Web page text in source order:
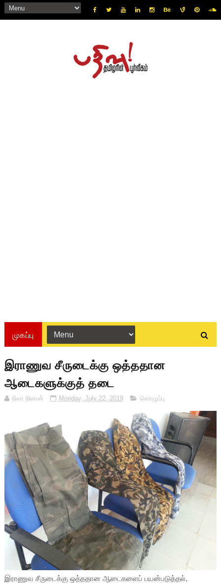
முகப்பு
இராணுவ சீருடைக்கு ஒத்ததான
ஆடைகளுக்குத் தடை
நிலா நிலான் Monday, July 22, 2019 கொழும்பு
இராணுவ சீருடைக்கு ஒத்ததான ஆடைகளைப் பயன்படுத்தல்,